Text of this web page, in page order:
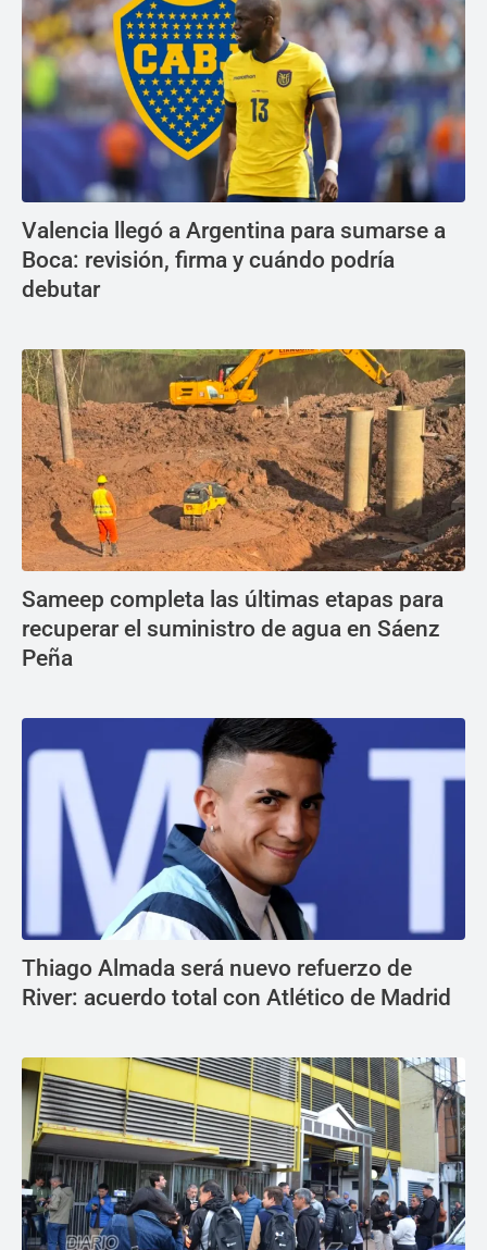
Valencia llegó a Argentina para sumarse a
Boca: revisión, firma y cuándo podría
debutar
Sameep completa las últimas etapas para
recuperar el suministro de agua en Sáenz
Peña
Thiago Almada será nuevo refuerzo de
River: acuerdo total con Atlético de Madrid